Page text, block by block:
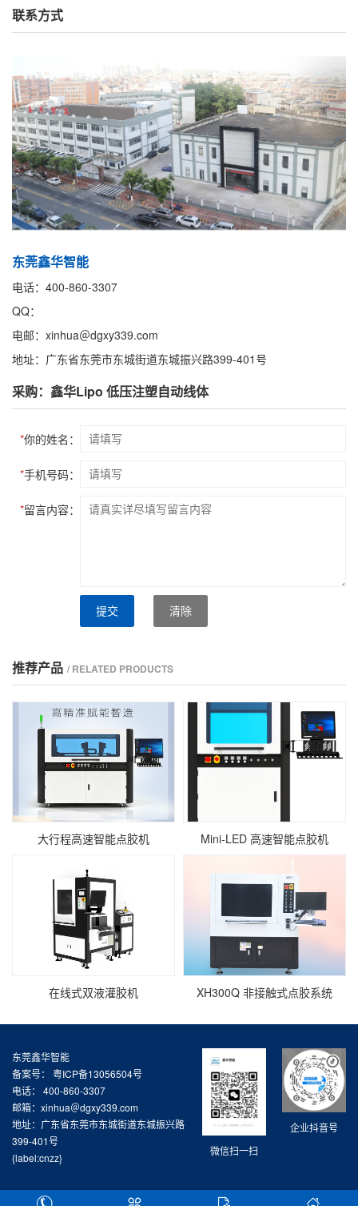
联系方式
东莞鑫华智能
电话：400-860-3307
QQ：
电邮：xinhua＠dgxy339.com
地址：广东省东莞市东城街道东城振兴路399-401号
采购：鑫华Lipo 低压注塑自动线体
*你的姓名：
*手机号码：
*留言内容：
提交 清除
推荐产品 / RELATED PRODUCTS
大行程高速智能点胶机 Mini‑LED 高速智能点胶机
在线式双液灌胶机 XH300Q 非接触式点胶系统
企业抖音号
微信扫一扫
东莞鑫华智能
备案号： 粤ICP备13056504号
电话： 400-860-3307
邮箱：xinhua＠dgxy339.com
地址：广东省东莞市东城街道东城振兴路
399-401号
{label:cnzz}